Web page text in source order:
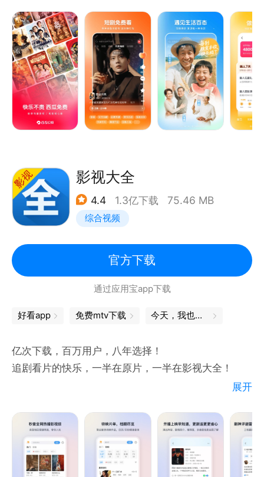
【来西瓜视频 免费看短剧还能领金币】
全场短剧免费看，一边看一边在赚金币！ 免费短剧看
越多赚越多，连续签到领取翻倍金币奖励！
都市言情、逆袭复仇、穿越脑洞、恋爱豪门、赘婿逆袭
等多品类剧目，海量短剧应有尽有；操作简单，轻轻一
点即可开始爽剧之旅，支持支持倍速观看、跳集播放、
叶》《桃花马上请长缨》《丐世龙婿》《结婚当天我成
了豪门继承人》《女婿回乡》《闪婚小孕妻》《神尊归
位》《龙升》《外卖老爹竟是满级大佬》《大夏傻神》
《练气至尊》等
【西瓜放映厅 你的专属私人影院】
足不出户看大片，打造你的私人家庭影院！
《涉过愤怒的海》《夺宝奇兵5》《疯狂元素城》《速
度与激情10》《银河护卫队3》《满江红》《阿凡达：
4K超高清更精彩。
你可以跟着@渔人阿烽去海边开盲盒，也可以跟着@洛
桑和小志玛去雪山摘草药，还可以跟着@一朵北漂看看
北漂家族如何把生活过的火热，更多不一样的烟火生活
等你来发现！
影视大全
4.4 1.3亿下载 75.46 MB
综合视频
官方下载
通过应用宝app下载
好看app 免费mtv下载 今天，我也是勇敢的打工人
亿次下载，百万用户，八年选择！
追剧看片的快乐，一半在原片，一半在影视大全！
剧、电影、综艺
你是不是在剧荒片荒时，希望有app帮你在选择时提供
帮助，让你丝滑找到一部好内容
你是不是在看完某个内容后，想要推荐或吐槽，却发现
展开